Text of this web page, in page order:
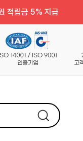
적립금 5% 지급